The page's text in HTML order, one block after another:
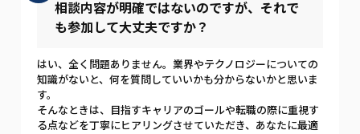
相談内容が明確ではないのですが、それで
も参加して大丈夫ですか？
はい、全く問題ありません。業界やテクノロジーについての
知識がないと、何を質問していいかも分からないかと思いま
す。
そんなときは、目指すキャリアのゴールや転職の際に重視す
る点などを丁寧にヒアリングさせていただき、あなたに最適